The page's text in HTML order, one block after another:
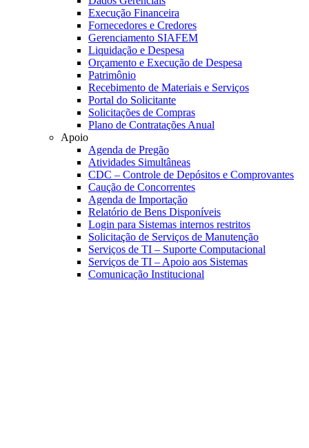
Execução Financeira
Fornecedores e Credores
Gerenciamento SIAFEM
Liquidação e Despesa
Orçamento e Execução de Despesa
Patrimônio
Recebimento de Materiais e Serviços
Portal do Solicitante
Solicitações de Compras
Plano de Contratações Anual
Apoio
Agenda de Pregão
Atividades Simultâneas
CDC – Controle de Depósitos e Comprovantes
Caução de Concorrentes
Agenda de Importação
Relatório de Bens Disponíveis
Login para Sistemas internos restritos
Solicitação de Serviços de Manutenção
Serviços de TI – Suporte Computacional
Serviços de TI – Apoio aos Sistemas
Comunicação Institucional